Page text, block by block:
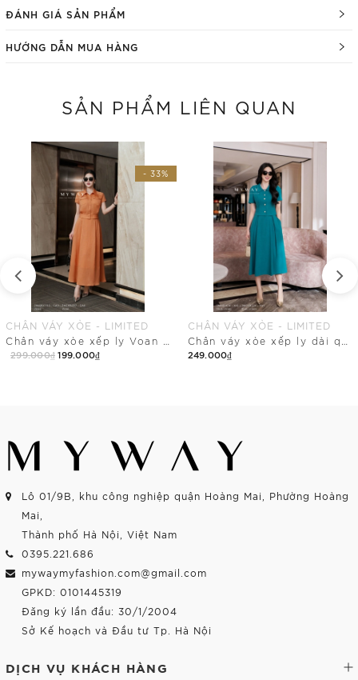
ĐÁNH GIÁ SẢN PHẨM
HƯỚNG DẪN MUA HÀNG
SẢN PHẨM LIÊN QUAN
- 33%
CHÂN VÁY XÒE - LIMITED
299.000₫ 199.000₫
CHÂN VÁY XÒE - LIMITED
249.000₫
Lô 01/9B, khu công nghiệp quận Hoàng Mai, Phường Hoàng
Mai,
Thành phố Hà Nội, Việt Nam
0395.221.686
mywaymyfashion.com@gmail.com
GPKD: 0101445319
Đăng ký lần đầu: 30/1/2004
Sở Kế hoạch và Đầu tư Tp. Hà Nội
DỊCH VỤ KHÁCH HÀNG